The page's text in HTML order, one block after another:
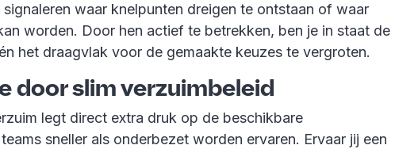
waar knelpunten dreigen te ontstaan of waar
worden. Door hen actief te betrekken, ben je in staat de
het draagvlak voor de gemaakte keuzes te vergroten.
door slim verzuimbeleid
legt direct extra druk op de beschikbare
sneller als onderbezet worden ervaren. Ervaar jij een